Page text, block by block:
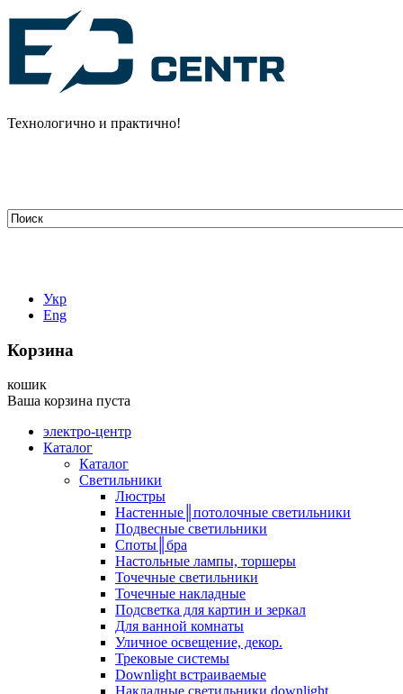
Технологично и практично!
Укр
Eng
Корзина
кошик
Ваша корзина пуста
электро-центр
Каталог
Каталог
Светильники
Люстры
Настенные║потолочные светильники
Подвесные светильники
Споты║бра
Настольные лампы, торшеры
Точечные светильники
Точечные накладные
Подсветка для картин и зеркал
Для ванной комнаты
Уличное освещение, декор.
Трековые системы
Downlight встраиваемые